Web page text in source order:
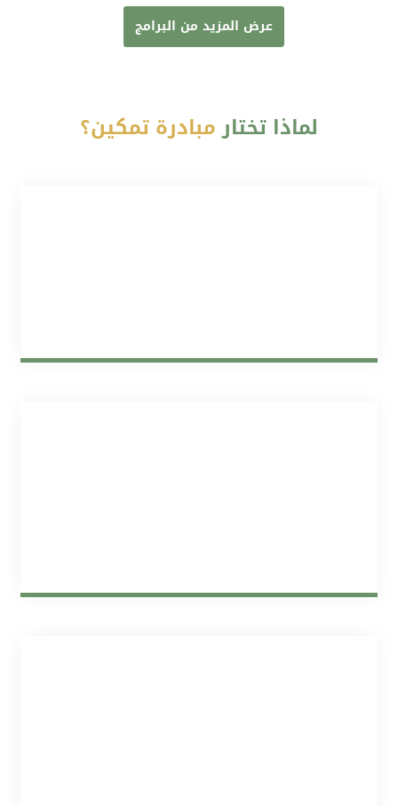
عرض المزيد من البرامج
لماذا تختارمبادرة تمكين؟